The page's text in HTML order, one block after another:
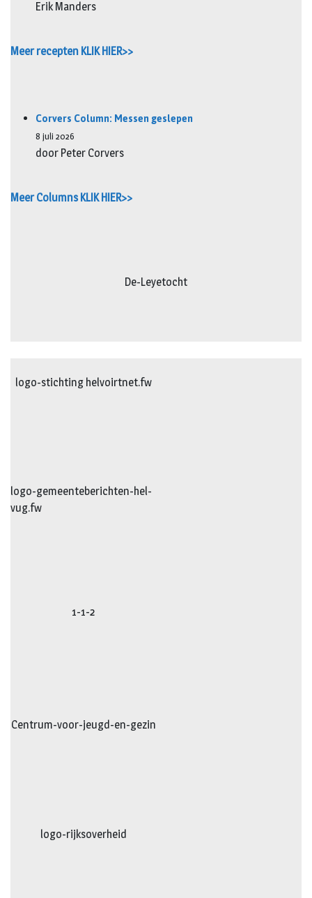
Erik Manders
Meer recepten KLIK HIER>>
Corvers Column: Messen geslepen
8 juli 2026
door Peter Corvers
Meer Columns KLIK HIER>>
De-Leyetocht
logo-stichting helvoirtnet.fw
logo-gemeenteberichten-hel-
vug.fw
1-1-2
Centrum-voor-jeugd-en-gezin
logo-rijksoverheid